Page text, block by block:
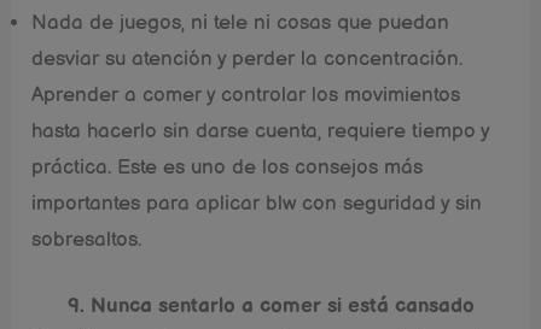
Nada de juegos, ni tele ni cosas que puedan
desviar su atención y perder la concentración.
Aprender a comer y controlar los movimientos
hasta hacerlo sin darse cuenta, requiere tiempo y
práctica. Este es uno de los consejos más
importantes para aplicar blw con seguridad y sin
sobresaltos.
9. Nunca sentarlo a comer si está cansado